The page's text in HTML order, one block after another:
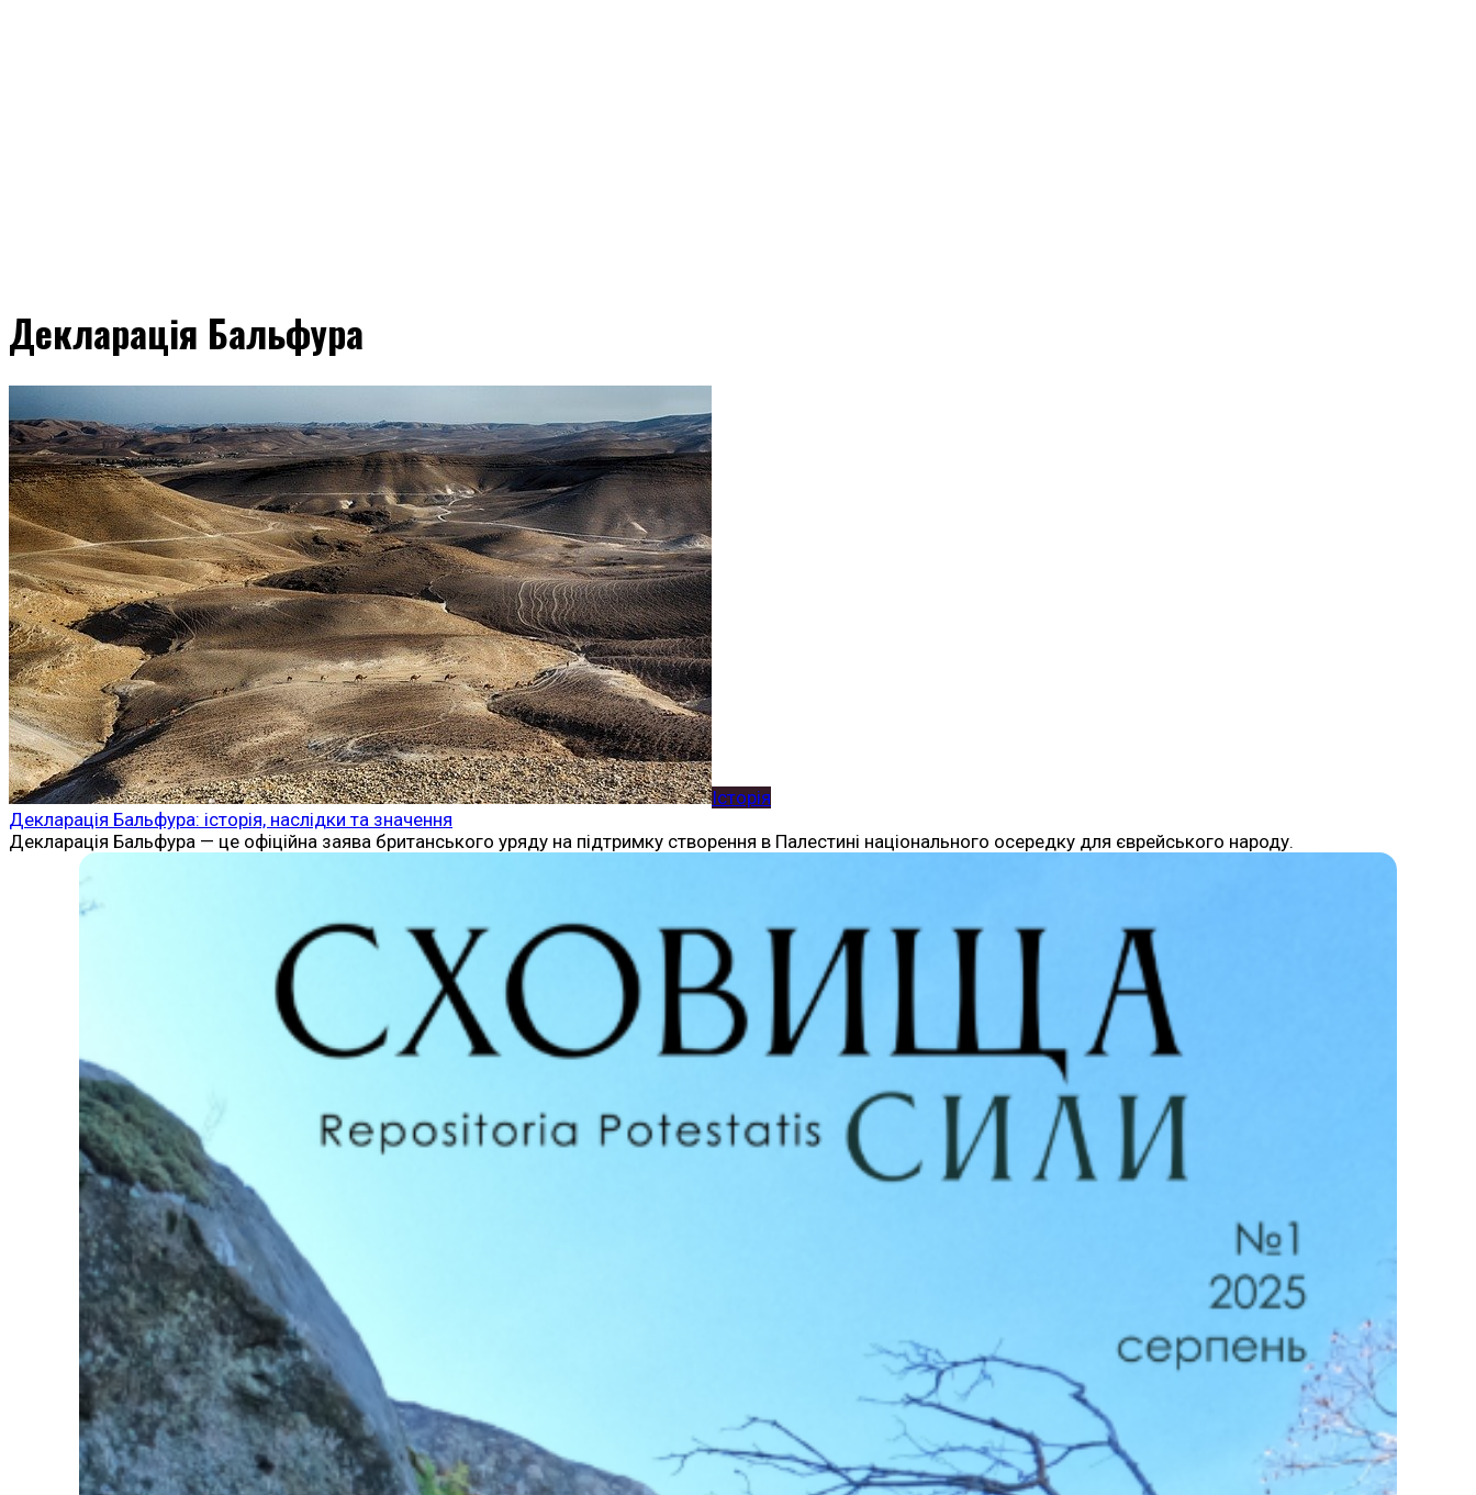
Декларація Бальфура
Історія
Декларація Бальфура: історія, наслідки та значення
Декларація Бальфура — це офіційна заява британського уряду на підтримку створення в Палестині національного осередку для єврейського народу.